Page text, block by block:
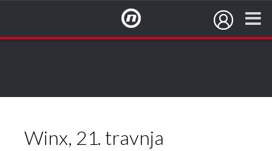
Winx, 21. travnja